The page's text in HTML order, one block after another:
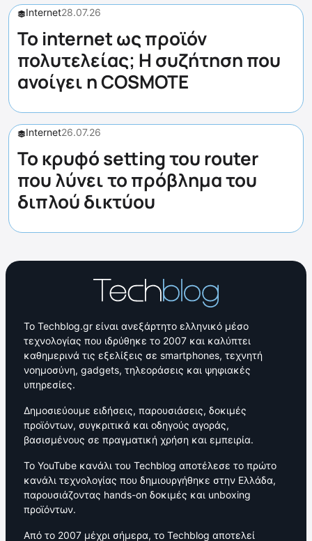
Internet28.07.26
Το internet ως προϊόν
πολυτελείας; Η συζήτηση που
ανοίγει η COSMOTE
Internet26.07.26
Το κρυφό setting του router
που λύνει το πρόβλημα του
διπλού δικτύου
Το Techblog.gr είναι ανεξάρτητο ελληνικό μέσο
τεχνολογίας που ιδρύθηκε το 2007 και καλύπτει
καθημερινά τις εξελίξεις σε smartphones, τεχνητή
νοημοσύνη, gadgets, τηλεοράσεις και ψηφιακές
υπηρεσίες.
Δημοσιεύουμε ειδήσεις, παρουσιάσεις, δοκιμές
προϊόντων, συγκριτικά και οδηγούς αγοράς,
βασισμένους σε πραγματική χρήση και εμπειρία.
Το YouTube κανάλι του Techblog αποτέλεσε το πρώτο
κανάλι τεχνολογίας που δημιουργήθηκε στην Ελλάδα,
παρουσιάζοντας hands-on δοκιμές και unboxing
προϊόντων.
Από το 2007 μέχρι σήμερα, το Techblog αποτελεί